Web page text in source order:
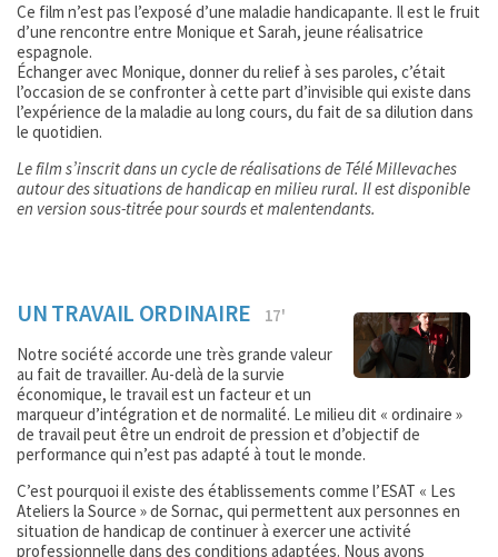
Ce film n’est pas l’exposé d’une maladie handicapante. Il est le fruit
d’une rencontre entre Monique et Sarah, jeune réalisatrice
espagnole.
Échanger avec Monique, donner du relief à ses paroles, c’était
l’occasion de se confronter à cette part d’invisible qui existe dans
l’expérience de la maladie au long cours, du fait de sa dilution dans
le quotidien.
Le film s’inscrit dans un cycle de réalisations de Télé Millevaches
autour des situations de handicap en milieu rural. Il est disponible
en version sous-titrée pour sourds et malentendants.
UN TRAVAIL ORDINAIRE 17'
Notre société accorde une très grande valeur
au fait de travailler. Au-delà de la survie
économique, le travail est un facteur et un
marqueur d’intégration et de normalité. Le milieu dit « ordinaire »
de travail peut être un endroit de pression et d’objectif de
performance qui n’est pas adapté à tout le monde.
C’est pourquoi il existe des établissements comme l’ESAT « Les
Ateliers la Source » de Sornac, qui permettent aux personnes en
situation de handicap de continuer à exercer une activité
professionnelle dans des conditions adaptées. Nous avons